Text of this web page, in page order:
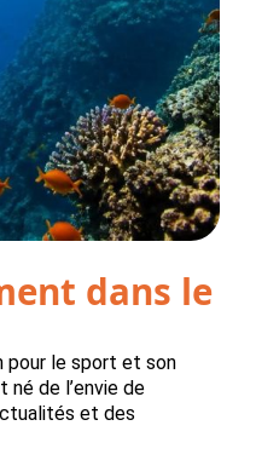
dans le
pour le sport et son
né de l’envie de
et des